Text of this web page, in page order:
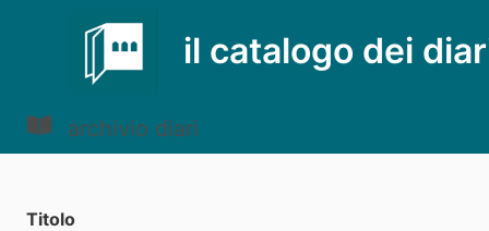
il catalogo dei
archivio diari
Titolo